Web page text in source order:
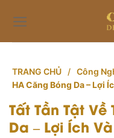
content
TRANG CHỦ / Công
HA Căng Bóng Da – Lợi
Tất Tần Tật
Da – Lợi Ích